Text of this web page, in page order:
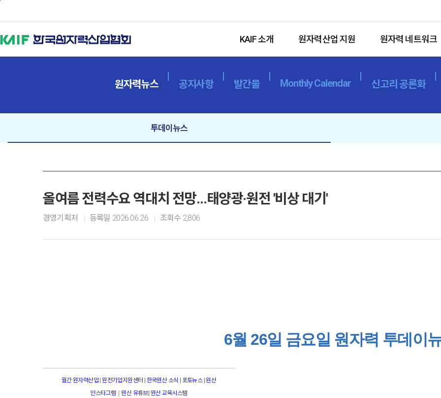
KAIF 소개 원자력산업 지원 원자력 네트워크
원자력뉴스 공지사항 발간물 Monthly Calendar 신고리 공론화
투데이뉴스
올여름 전력수요 역대치 전망…태양광·원전 '비상 대기'
경영기획처 등록일 2026.06.26 조회수 2,806
6월 26일 금요일 원자력 투데이
월간 원자력산업 |원전기업지원센터 한국원산 소식 포토뉴스 |원산
인스타그램 |원산 유튜브| 원산 교육시스템